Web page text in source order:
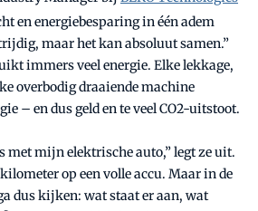
en energiebesparing in één adem
maar het kan absoluut samen.”
immers veel energie. Elke lekkage,
overbodig draaiende machine
– en dus geld en te veel CO2-uitstoot.
met mijn elektrische auto,” legt ze uit.
op een volle accu. Maar in de
dus kijken: wat staat er aan, wat